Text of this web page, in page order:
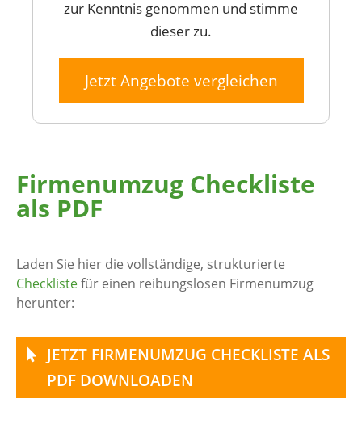
zur Kenntnis genommen und stimme
dieser zu.
Jetzt Angebote vergleichen
Firmenumzug Checkliste
als PDF
Laden Sie hier die vollständige, strukturierte
Checklistefür einen reibungslosen Firmenumzug
herunter:
JETZT FIRMENUMZUG CHECKLISTE ALS
PDF DOWNLOADEN